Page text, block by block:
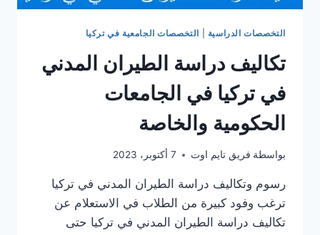
التخصصات الدراسية التخصصات الجامعية في تركيا
تكاليف دراسة الطيران المدني
في تركيا في الجامعات
الحكومية والخاصة
بواسطة فريق تايم اوت 7 أكتوبر، 2023
رسوم وتكاليف دراسة الطيران المدني في تركيا
ترغب وفود كبيرة من الطلاب في الاستعلام عن
تكاليف دراسة الطيران المدني في تركيا حتى